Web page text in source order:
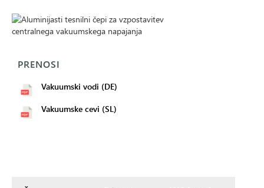
PRENOSI
Vakuumski vodi (DE)
Vakuumske cevi (SL)